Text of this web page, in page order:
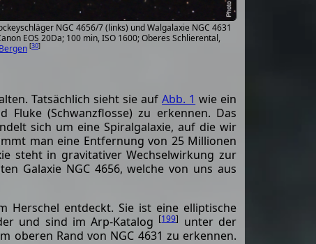
NGC 4656/7 (links) und Walgalaxie NGC 4631
EOS 20Da; 100 min, ISO 1600; Oberes Schlierental,
[30]
Tatsächlich sieht sie aufAbb. 1 wie ein
(Schwanzflosse) zu erkennen. Das
sich um eine Spiralgalaxie, auf die wir
man eine Entfernung von 25 Millionen
steht in gravitativer Wechselwirkung zur
Galaxie NGC 4656, welche von uns aus
Herschel entdeckt. Sie ist eine elliptische
und sind im Arp-Katalog [199] unter der
oberen Rand von NGC 4631 zu erkennen.